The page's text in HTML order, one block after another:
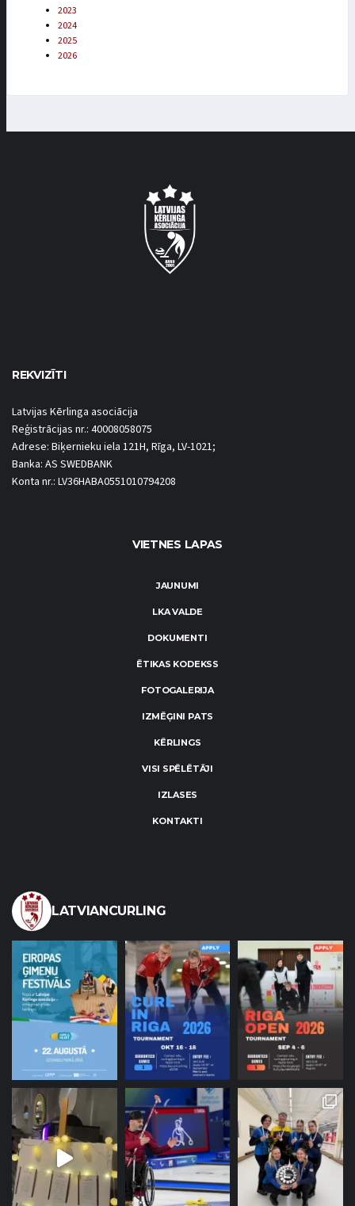
2023
2024
2025
2026
REKVIZĪTI
Latvijas Kērlinga asociācija
Reģistrācijas nr.: 40008058075
Adrese: Biķernieku iela 121H, Rīga, LV-1021;
Banka: AS SWEDBANK
Konta nr.: LV36HABA0551010794208
VIETNES LAPAS
JAUNUMI
LKA VALDE
DOKUMENTI
ĒTIKAS KODEKSS
FOTOGALERIJA
IZMĒĢINI PATS
KĒRLINGS
VISI SPĒLĒTĀJI
IZLASES
KONTAKTI
LATVIANCURLING